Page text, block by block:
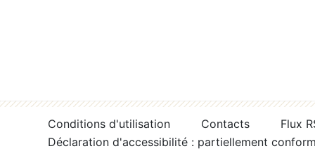
Conditions d'utilisation Contacts
Flux
Déclaration d'accessibilité : partiellement